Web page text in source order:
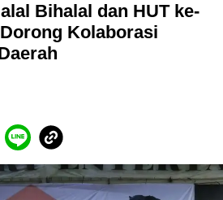
Bihalal dan HUT ke-
Kolaborasi